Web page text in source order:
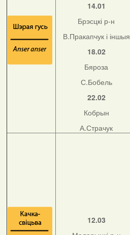
14.01
Брэсцкі р-н
В.Пракапчук і іншыя
18.02
Бяроза
С.Бобель
22.02
Кобрын
А.Страчук
12.03